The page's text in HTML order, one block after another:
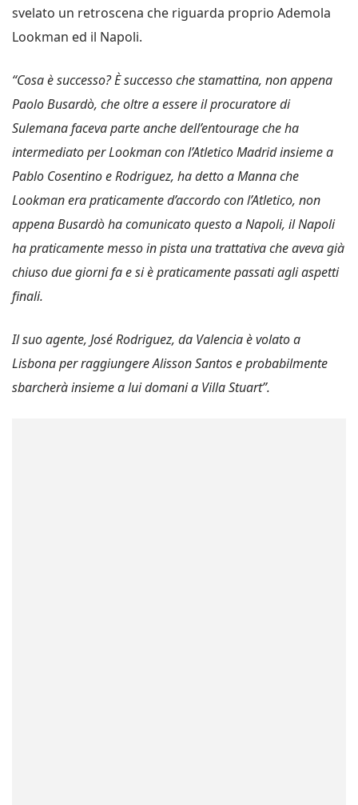
svelato un retroscena che riguarda proprio Ademola
Lookman ed il Napoli.
“Cosa è successo? È successo che stamattina, non appena
Paolo Busardò, che oltre a essere il procuratore di
Sulemana faceva parte anche dell’entourage che ha
intermediato per Lookman con l’Atletico Madrid insieme a
Pablo Cosentino e Rodriguez, ha detto a Manna che
Lookman era praticamente d’accordo con l’Atletico, non
appena Busardò ha comunicato questo a Napoli, il Napoli
ha praticamente messo in pista una trattativa che aveva già
chiuso due giorni fa e si è praticamente passati agli aspetti
finali.
Il suo agente, José Rodriguez, da Valencia è volato a
Lisbona per raggiungere Alisson Santos e probabilmente
sbarcherà insieme a lui domani a Villa Stuart”.